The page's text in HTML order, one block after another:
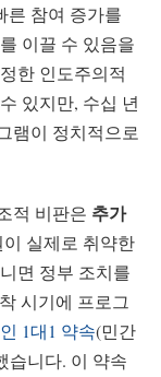
른 참여 증가를
이끌 수 있음을
한 인도주의적
있지만, 수십 년
램이 정치적으로
적 비판은 추가
실제로 취약한
면 정부 조치를
시기에 프로그
1대1 약속(민간
습니다. 이 약속